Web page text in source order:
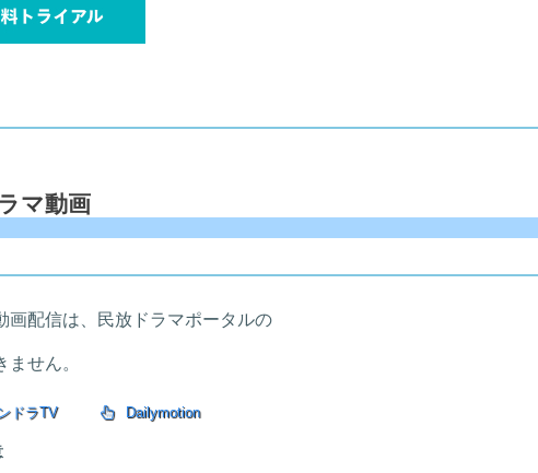
マ動画
画配信は、民放ドラマポータルの
せん。
ドラTV Dailymotion